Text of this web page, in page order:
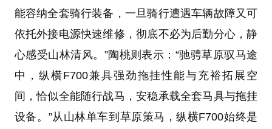
能容纳全套骑行装备，一旦骑行遭遇车辆故障又可
依托外接电源快速维修，彻底不必为后勤分心，静
心感受山林清风。”陶桃则表示：“驰骋草原驭马途
中，纵横F700兼具强劲拖挂性能与充裕拓展空
间，恰似全能随行战马，安稳承载全套马具与拖挂
设备。”从山林单车到草原策马，纵横F700始终是